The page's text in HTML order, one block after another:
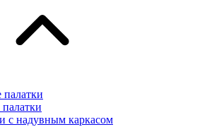
с надувным каркасом